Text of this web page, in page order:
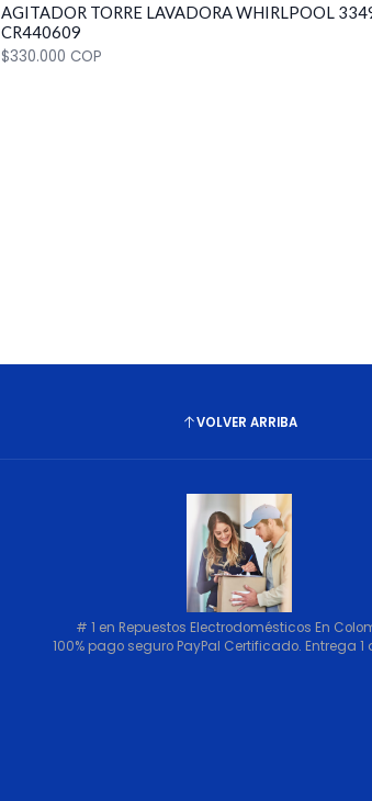
Cantidad
AGITADOR TORRE LAVADORA WHIRLPOOL
CR440609
$330.000 COP
VOLVER ARRIBA
# 1 en Repuestos Electrodomésticos En
100% pago seguro PayPal Certificado. Entrega 1